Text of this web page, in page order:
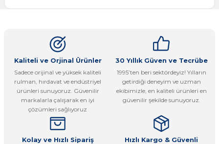
Görüş ve önerileriniz için teşekkür ederiz.
Ürün resmi kalitesiz, bozuk veya görüntülenemiyor.
Ürün açıklamasında eksik bilgiler bulunuyor.
Ürün bilgilerinde hatalar bulunuyor.
Ürün fiyatı diğer sitelerden daha pahalı.
Bu ürüne benzer farklı alternatifler olmalı.
Kaliteli ve Orjinal Ürünler
Sadece orijinal ve yüksek kaliteli
rulman, hırdavat ve endüstriyel
ürünleri sunuyoruz. Güvenilir
markalarla çalışarak en iyi
çözümleri sağlıyoruz
30 Yıllık Güven ve Tecrübe
1995’ten beri sektördeyiz! Yılların
getirdiği deneyim ve uzman
ekibimizle, en kaliteli ürünleri en
güvenilir şekilde sunuyoruz.
Kolay ve Hızlı Sipariş
Hızlı Kargo & Güvenli